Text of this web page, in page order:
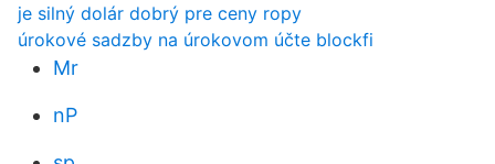
je silný dolár dobrý pre ceny ropy
úrokové sadzby na úrokovom účte blockfi
Mr
nP